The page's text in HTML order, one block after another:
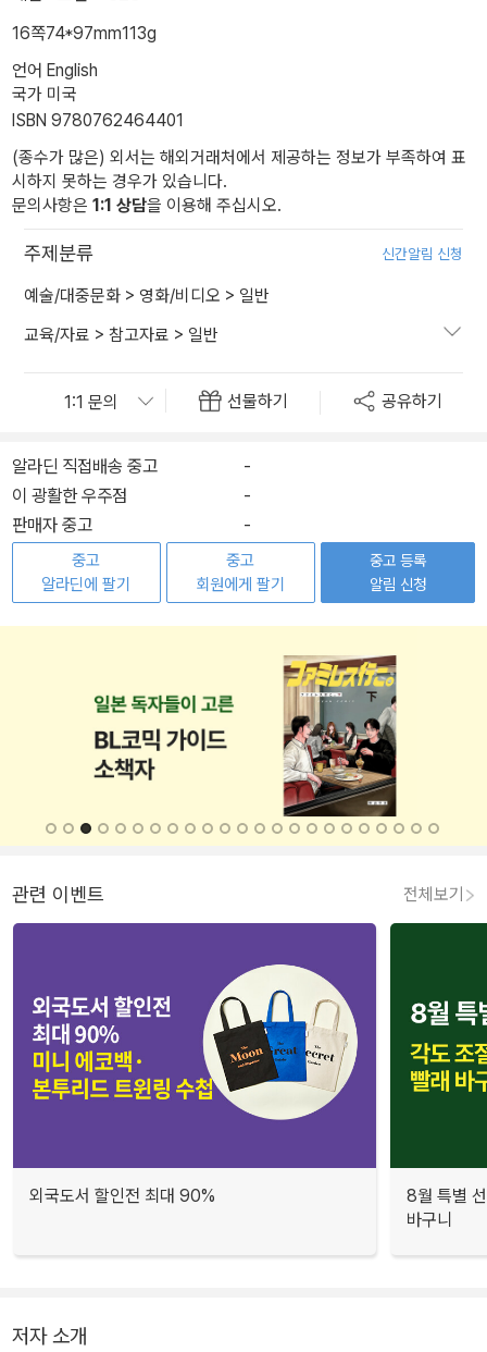
16쪽74*97mm113g
언어 English
국가 미국
ISBN 9780762464401
(종수가 많은) 외서는 해외거래처에서 제공하는 정보가 부족하여 표
시하지 못하는 경우가 있습니다.
문의사항은 1:1 상담을 이용해 주십시오.
주제분류 신간알림 신청
예술/대중문화 > 영화/비디오 > 일반
교육/자료 > 참고자료 > 일반
선물하기 공유하기
알라딘 직접배송 중고
-
이 광활한 우주점
-
판매자 중고
-
중고
알라딘에 팔기
중고
회원에게 팔기
중고 등록
알림 신청
관련 이벤트 전체보기
외국도서 할인전 최대 90%
8월 특별
바구니
저자 소개